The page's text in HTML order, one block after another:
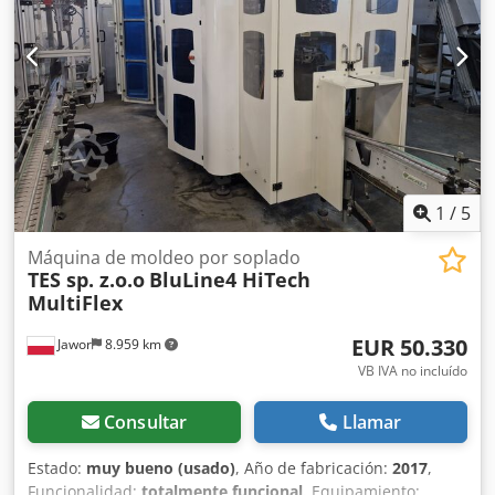
completa del sistema de control en 2008 por el sistema
MACO-sys 6000, realizada por Davies-Standard LTD Precio
neto: 45.000 EUR
1 / 5
Jawor 8.959 km
Máquina de moldeo por soplado
TES sp. z.o.o BluLine4 HiTech
MultiFlex
EUR 50.330
VB IVA no incluído
Consultar Llamar
Estado: muy bueno (usado), Año de fabricación: 2017,